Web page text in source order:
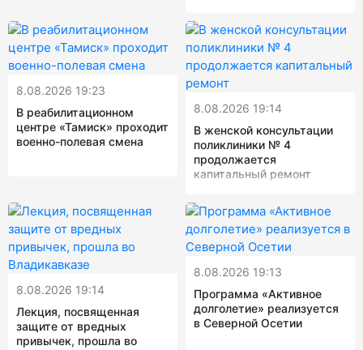
8.08.2026 19:23
В реабилитационном
центре «Тамиск» проходит
военно-полевая смена
8.08.2026 19:14
В женской консультации
поликлиники № 4
продолжается
капитальный ремонт
8.08.2026 19:14
Лекция, посвященная
защите от вредных
привычек, прошла во
8.08.2026 19:13
Программа «Активное
долголетие» реализуется
в Северной Осетии